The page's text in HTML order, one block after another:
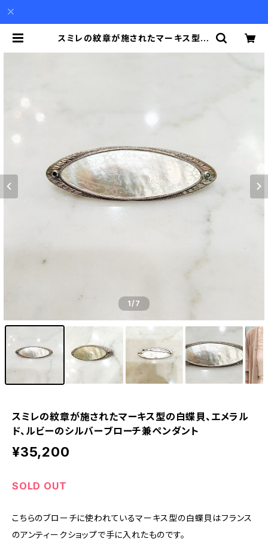
スミレの紋章が施されたマーキス型の
1/7
スミレの紋章が施されたマーキス型の白蝶貝、エメラル
ド、ルビーのシルバーブローチ兼ペンダント
¥35,200
SOLD OUT
こちらのブローチに使われているマーキス型の白蝶貝はフランス
のアンティークショップで手に入れたものです。